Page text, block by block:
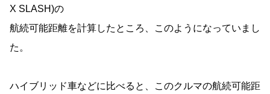
X SLASH)の
航続可能距離を計算したところ、このようになっていまし
た。
ハイブリッド車などに比べると、このクルマの航続可能距